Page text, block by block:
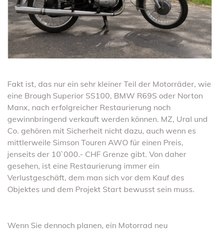
Fakt ist, das nur ein sehr kleiner Teil der Motorräder, wie
eine Brough Superior SS100, BMW R69S oder Norton
Manx, nach erfolgreicher Restaurierung noch
gewinnbringend verkauft werden können. MZ, Ural und
Co. gehören mit Sicherheit nicht dazu, auch wenn es
mittlerweile Simson Touren AWO für einen Preis,
jenseits der 10`000.- CHF Grenze gibt. Von daher
gesehen, ist eine Restaurierung immer ein
Verlustgeschäft, dem man sich vor dem Kauf des
Objektes und dem Projekt Start bewusst sein muss.
Wenn Sie dennoch planen, ein Motorrad neu